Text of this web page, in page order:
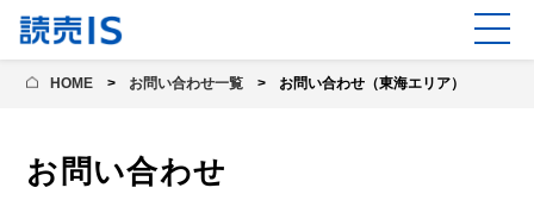
HOME お問い合わせ一覧 お問い合わせ（東海エリア）
お問い合わせ